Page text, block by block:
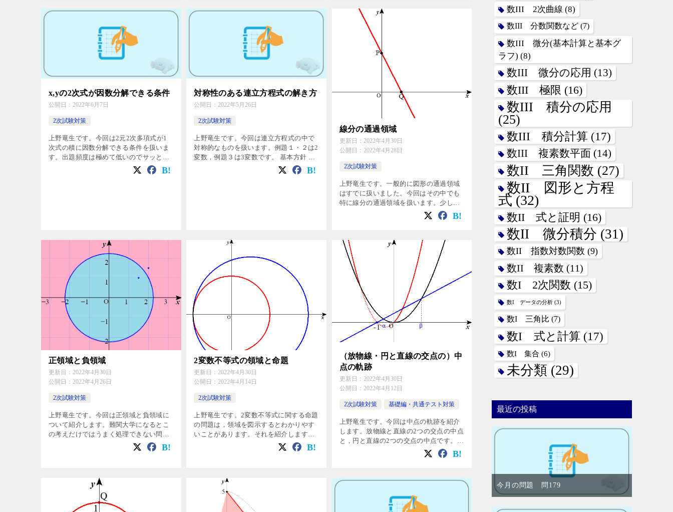
x,yの2次式が因数分解できる条件
公開日： 2022年6月7日
2次試験対策
上野竜生です。今回は2元2次多項式が1
次式の積に因数分解できる条件を扱いま
す。出題頻度は極めて低いのでサッと目
を通す程度で良いでしょう。 \(
3x^2+4xy-4y^2+10x-4y+k \) がx,yについ
対称性のある連立方程式の解き方
公開日： 2022年5月26日
2次試験対策
上野竜生です。今回は連立方程式の中で
対称的なものを扱います。例題１・２は2
変数，例題３は3変数です。 基本方針 ①
対称式の問題は基本対称式の値を求めて
解と係数の関係に持ち込む（⇒例題１・
線分の通過領域
更新日： 2022年4月30日
公開日： 2022年4月28日
2次試験対策
上野竜生です。一般的に図形の通過領域
はすでに扱いました。今回はその中でも
特に線分の通過領域を扱います。少しだ
け考えることが増えて厄介になります。
まずパラメータの取り得る範囲が決めら
後の […]
正領域と負領域
更新日： 2022年4月30日
公開日： 2022年4月26日
2次試験対策
上野竜生です。今回は正領域と負領域に
ついて紹介します。難関大学になるとこ
の考えだけではうまく処理できない問題
が頻出なので，あえて知らなくてもいい
内容ですが，これで瞬殺できるパターン
2変数不等式の領域と命題
更新日：2022年4月30日
公開日：2022年4月14日
2次試験対策
上野竜生です。2変数不等式に関する命題
の問題は，領域を図示するとわかりやす
いことがあります。それを紹介します。
例題１ 実数x,yについて次の[ ]に入る言葉
として適切なのを選べ。 \( x^2+y^2 \leq
（放物線・円と直線の交点の）中
点の軌跡
更新日： 2022年4月30日
公開日： 2022年4月12日
2次試験対策 基礎編・共通テスト対策
上野竜生です。今回は中点の軌跡を紹介
します。放物線と直線の2つの交点の中点
と，円と直線の2つの交点の中点です。放
物線は標準ですが，円の方は少し難しい
かもしれません。頑張って解いてみまし
数III 2次曲線 (8)
数III 分数関数など (7)
数III 微分(基本計算と基本グ
ラフ) (8)
数III 微分の応用 (13)
数III 極限 (16)
数III 積分の応用
(25)
数III 積分計算 (17)
数III 複素数平面 (14)
数II 三角関数 (27)
数II 図形と方程
式 (32)
数II 式と証明 (16)
数II 微分積分 (31)
数II 指数対数関数 (9)
数II 複素数 (11)
数I 2次関数 (15)
数I データの分析 (3)
数I 三角比 (7)
数I 式と計算 (17)
数I 集合 (6)
未分類 (29)
最近の投稿
今月の問題 問179